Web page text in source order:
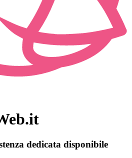
dedicata disponibile